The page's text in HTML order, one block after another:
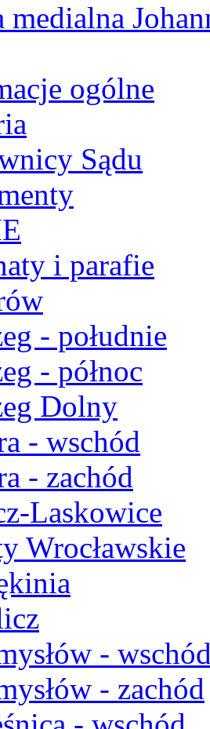
medialna
ogólne
Sądu
i parafie
- południe
- północ
Dolny
- wschód
- zachód
Laskowice
Wrocławskie
-
- zachód